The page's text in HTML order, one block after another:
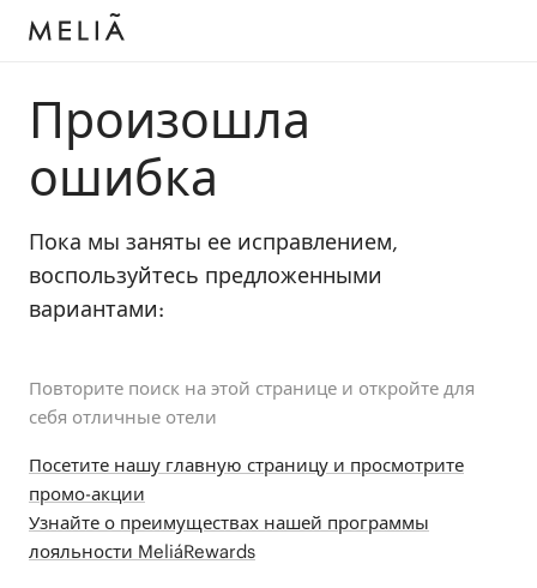
Произошла
ошибка
Пока мы заняты ее исправлением,
воспользуйтесь предложенными
вариантами:
Повторите поиск на этой странице и откройте для
себя отличные отели
Посетите нашу главную страницу и просмотрите
промо-акции
Узнайте о преимуществах нашей программы
лояльности MeliáRewards